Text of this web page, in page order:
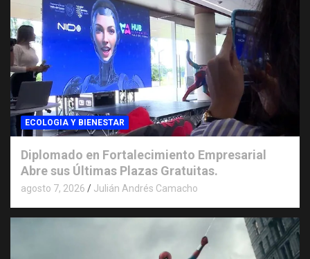
ECOLOGIA Y BIENESTAR
Diplomado en Fortalecimiento Empresarial
Abre sus Últimas Plazas Gratuitas.
agosto 7, 2026 Julián Andrés Camacho